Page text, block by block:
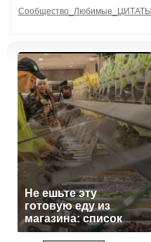
Сообщество_Любимые_ЦИТАТЫ
Не ешьте эту
готовую еду из
магазина: список